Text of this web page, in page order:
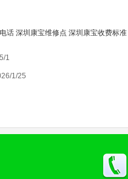
话 深圳康宝维修点 深圳康宝收费标准
1
1/25